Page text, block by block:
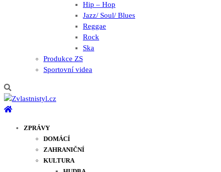
Hip – Hop
Jazz/ Soul/ Blues
Reggae
Rock
Ska
Produkce ZS
Sportovní videa
ZPRÁVY
DOMÁCÍ
ZAHRANIČNÍ
KULTURA